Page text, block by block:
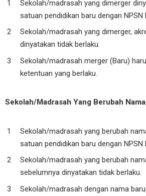
Sekolah/madrasah yang dimerger
satuan pendidikan baru dengan NPSN
Sekolah/madrasah yang dimerger,
dinyatakan tidak berlaku.
Sekolah/madrasah merger (Baru)
ketentuan yang berlaku.
Sekolah/Madrasah Yang Berubah Nama
Sekolah/madrasah yang berubah
satuan pendidikan baru dengan NPSN
Sekolah/madrasah yang berubah
sebelumnya dinyatakan tidak berlaku.
Sekolah/madrasah dengan nama